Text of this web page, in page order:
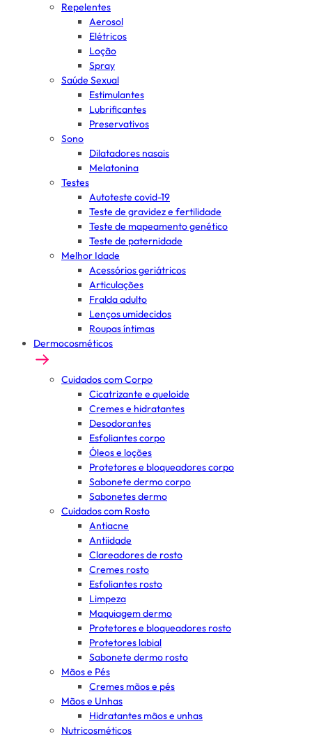
Repelentes
Aerosol
Elétricos
Loção
Spray
Saúde Sexual
Estimulantes
Lubrificantes
Preservativos
Sono
Dilatadores nasais
Melatonina
Testes
Autoteste covid-19
Teste de gravidez e fertilidade
Teste de mapeamento genético
Teste de paternidade
Melhor Idade
Acessórios geriátricos
Articulações
Fralda adulto
Lenços umidecidos
Roupas íntimas
Dermocosméticos
Cuidados com Corpo
Cicatrizante e queloide
Cremes e hidratantes
Desodorantes
Esfoliantes corpo
Óleos e loções
Protetores e bloqueadores corpo
Sabonete dermo corpo
Sabonetes dermo
Cuidados com Rosto
Antiacne
Antiidade
Clareadores de rosto
Cremes rosto
Esfoliantes rosto
Limpeza
Maquiagem dermo
Protetores e bloqueadores rosto
Protetores labial
Sabonete dermo rosto
Mãos e Pés
Cremes mãos e pés
Mãos e Unhas
Hidratantes mãos e unhas
Nutricosméticos